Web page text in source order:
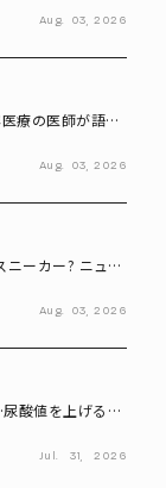
Aug. 03, 2026
療の医師が語る
Aug. 03, 2026
ニーカー? ニュー
Aug. 03, 2026
酸値を上げる
Jul. 31, 2026